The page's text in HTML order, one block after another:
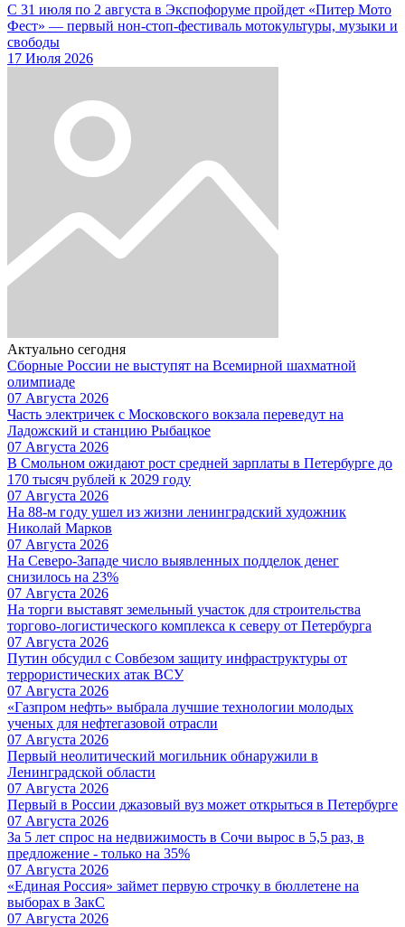
С 31 июля по 2 августа в Экспофоруме пройдет «Питер Мото
Фест» — первый нон-стоп-фестиваль мотокультуры, музыки и
свободы
17 Июля 2026
Актуально сегодня
Сборные России не выступят на Всемирной шахматной
олимпиаде
07 Августа 2026
Часть электричек с Московского вокзала переведут на
Ладожский и станцию Рыбацкое
07 Августа 2026
В Смольном ожидают рост средней зарплаты в Петербурге до
170 тысяч рублей к 2029 году
07 Августа 2026
На 88-м году ушел из жизни ленинградский художник
Николай Марков
07 Августа 2026
На Северо-Западе число выявленных подделок денег
снизилось на 23%
07 Августа 2026
На торги выставят земельный участок для строительства
торгово-логистического комплекса к северу от Петербурга
07 Августа 2026
Путин обсудил с Совбезом защиту инфраструктуры от
террористических атак ВСУ
07 Августа 2026
«Газпром нефть» выбрала лучшие технологии молодых
ученых для нефтегазовой отрасли
07 Августа 2026
Первый неолитический могильник обнаружили в
Ленинградской области
07 Августа 2026
Первый в России джазовый вуз может открыться в Петербурге
07 Августа 2026
За 5 лет спрос на недвижимость в Сочи вырос в 5,5 раз, в
предложение - только на 35%
07 Августа 2026
«Единая Россия» займет первую строчку в бюллетене на
выборах в ЗакС
07 Августа 2026